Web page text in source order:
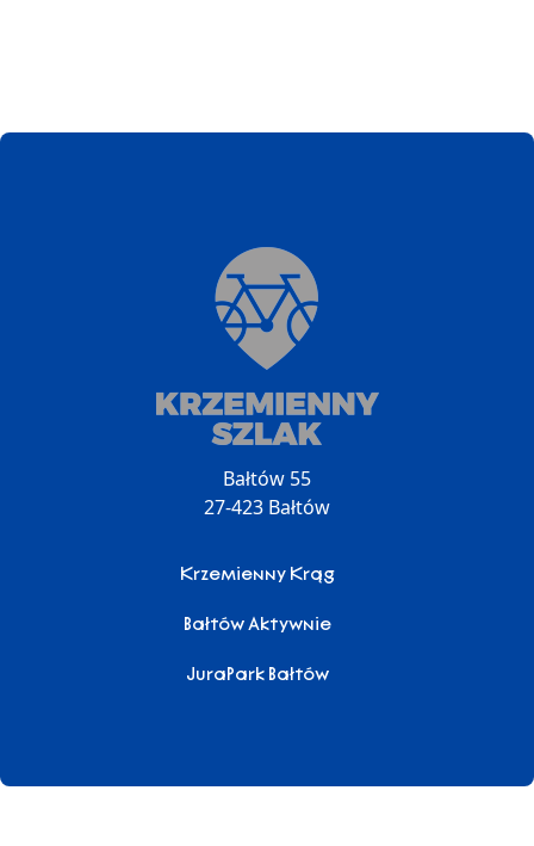
Bałtów 55
27-423 Bałtów
Krzemienny Krąg
Bałtów Aktywnie
JuraPark Bałtów